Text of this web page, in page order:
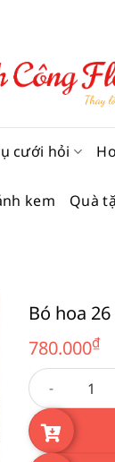
cưới hỏi
kem Quà
Bó hoa 26
780.000₫
Bó hoa 26